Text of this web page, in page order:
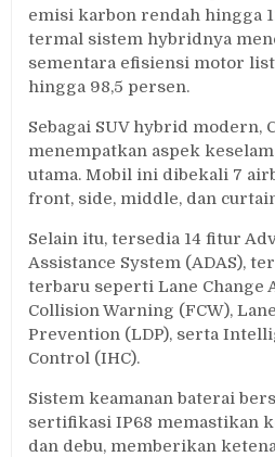
emisi karbon rendah hingga
termal sistem hybridnya
sementara efisiensi motor
hingga 98,5 persen.
Sebagai SUV hybrid modern,
menempatkan aspek
utama. Mobil ini dibekali 7
front, side, middle, dan
Selain itu, tersedia 14 fitur
Assistance System (ADAS),
terbaru seperti Lane Change
Collision Warning (FCW),
Prevention (LDP), serta
Control (IHC).
Sistem keamanan baterai
sertifikasi IP68 memastikan
dan debu, memberikan